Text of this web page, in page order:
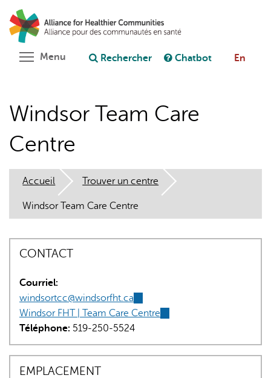
Aller
au
contenu
principal
Poser une question au chatbot
L'IA peut afficher des informations incorrectes, veuillez donc
Menu Toggle menu visibility
Rechercher Chatbot En
Windsor Team Care
Centre
Accueil Trouver un centre
Windsor Team Care Centre
CONTACT
Courriel:
windsortcc@windsorfht.ca
sends
e-
mail)
Windsor FHT | Team Care Centre
external)
Téléphone: 519-250-5524
EMPLACEMENT